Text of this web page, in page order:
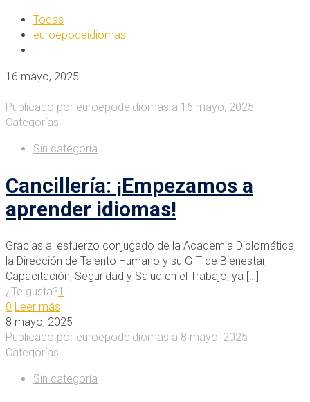
Todas
euroepodeidiomas
16 mayo, 2025
Publicado por euroepodeidiomas a 16 mayo, 2025
Categorías
Sin categoría
Cancillería: ¡Empezamos a
aprender idiomas!
Gracias al esfuerzo conjugado de la Academia Diplomática,
la Dirección de Talento Humano y su GIT de Bienestar,
Capacitación, Seguridad y Salud en el Trabajo, ya […]
¿Te gusta?1
0 Leer más
8 mayo, 2025
Publicado por euroepodeidiomas a 8 mayo, 2025
Categorías
Sin categoría